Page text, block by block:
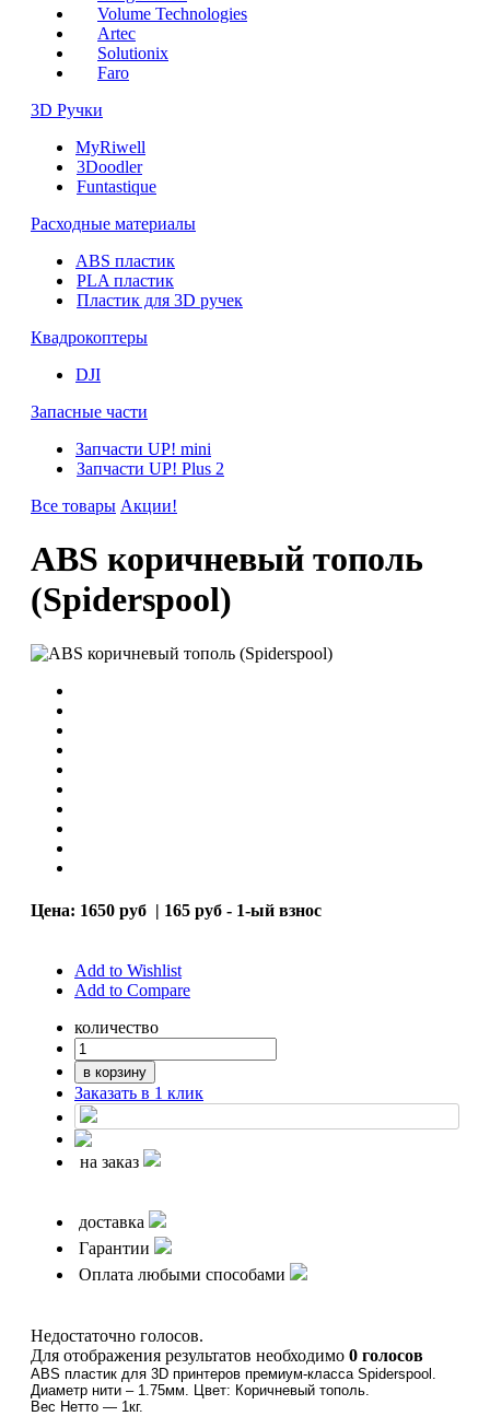
Volume Technologies
Artec
Solutionix
Faro
3D Ручки
MyRiwell
3Doodler
Funtastique
Расходные материалы
ABS пластик
PLA пластик
Пластик для 3D ручек
Квадрокоптеры
DJI
Запасные части
Запчасти UP! mini
Запчасти UP! Plus 2
Все товары Акции!
АВS коричневый тополь
(Spiderspool)
Цена: 1650 руб | 165 руб - 1-ый взнос
Add to Wishlist
Add to Compare
количество
в корзину
Заказать в 1 клик
на заказ
доставка
Гарантии
Оплата любыми способами
Недостаточно голосов.
Для отображения результатов необходимо 0 голосов
ABS пластик для 3D принтеров премиум-класса Spiderspool.
Диаметр нити – 1.75мм. Цвет: Коричневый тополь.
Вес Нетто — 1кг.